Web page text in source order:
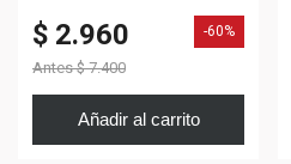
$ 2.960
Antes $ 7.400
-60%
Añadir al carrito